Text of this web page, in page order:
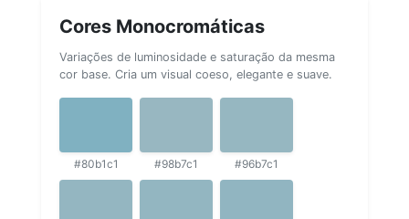
Cores Monocromáticas
Variações de luminosidade e saturação da mesma
cor base. Cria um visual coeso, elegante e suave.
#80b1c1 #98b7c1 #96b7c1